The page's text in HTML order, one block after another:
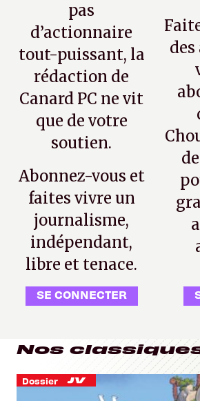
pas
d’actionnaire
tout-puissant, la
rédaction de
Canard PC ne vit
que de votre
soutien.
Abonnez-vous et
faites vivre un
journalisme,
indépendant,
libre et tenace.
SE CONNECTER
Nos
Dossier